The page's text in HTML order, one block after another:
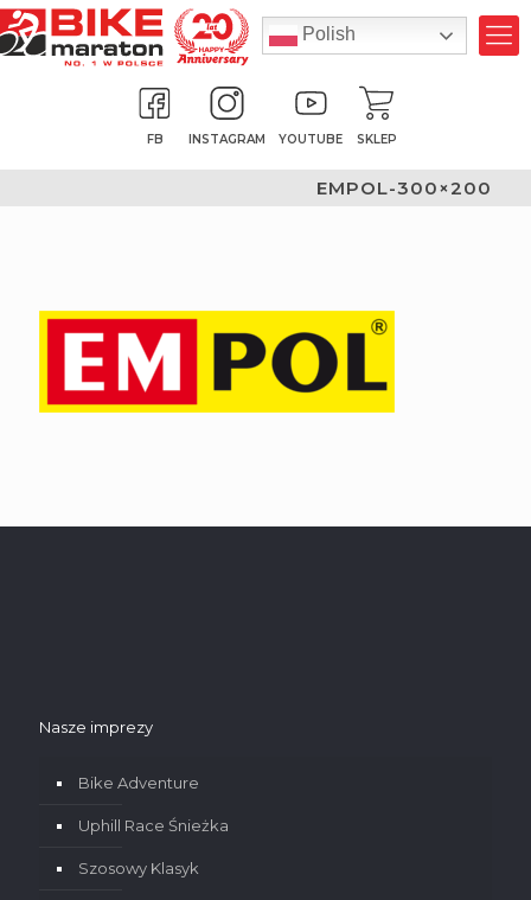
FB INSTAGRAM YOUTUBE SKLEP
Polish
EMPOL-300×200
Nasze imprezy
Bike Adventure
Uphill Race Śnieżka
Szosowy Klasyk